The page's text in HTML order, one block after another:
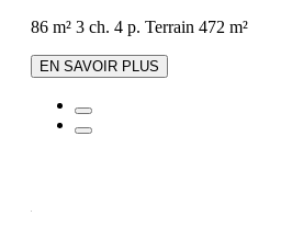
86 m² 3 ch. 4 p. Terrain 472 m²
EN SAVOIR PLUS